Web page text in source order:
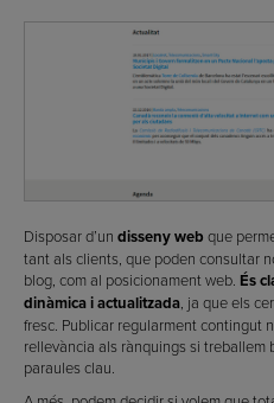
Disposar d’un disseny web que
tant als clients, que poden consultar
blog, com al posicionament web. És
dinàmica i actualitzada, ja que els
fresc. Publicar regularment contingut
rellevància als rànquings si treballem
paraules clau.